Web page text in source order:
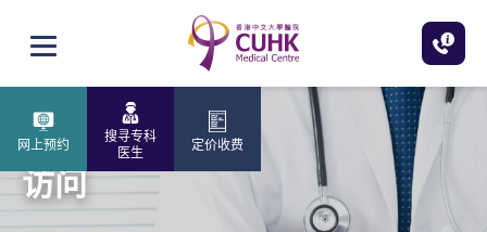
打开选单
网上预约
搜寻专科
医生
定价收费
访问